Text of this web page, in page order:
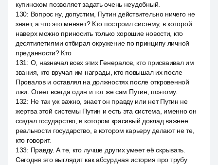
купинском позволяет задать очень неудобный.
130: Вопрос ну, допустим, Путин действительно ничего не
знает, а что это меняет? Кто построил систему, в которой
наверх можно приносить только хорошие новости, кто
десятилетиями отбирал окружение по принципу личной
преданности? Кто
131 : О, назначал всех этих Генералов, кто присваивал им
звания, кто вручал им награды, кто повышал их после
Провалов и оставлял на должностях после откровенной
лжи. Ответ всегда один и тот же сам Путин, поэтому.
132: Не так уж важно, знает он правду или нет Путин не
жертва этой системы Путин и есть эта система, именно он
создал государство, в котором красивый доклад важнее
реальности государство, в котором карьеру делают не те,
кто говорит.
133: Правду. А те, кто лучше других умеет её скрывать.
Сегодня это выглядит как абсурдная история про трубу